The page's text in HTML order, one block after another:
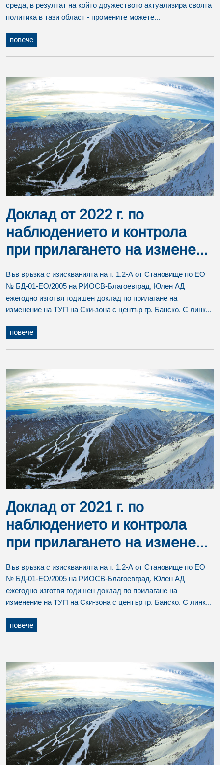
среда, в резултат на който дружеството актуализира своята
политика в тази област - промените можете...
повече
Доклад от 2022 г. по
наблюдението и контрола
при прилагането на измене...
Във връзка с изискванията на т. 1.2-А от Становище по ЕО
№ БД-01-ЕО/2005 на РИОСВ-Благоевград, Юлен АД
ежегодно изготвя годишен доклад по прилагане на
изменение на ТУП на Ски-зона с център гр. Банско. С линк...
повече
Доклад от 2021 г. по
наблюдението и контрола
при прилагането на измене...
Във връзка с изискванията на т. 1.2-А от Становище по ЕО
№ БД-01-ЕО/2005 на РИОСВ-Благоевград, Юлен АД
ежегодно изготвя годишен доклад по прилагане на
изменение на ТУП на Ски-зона с център гр. Банско. С линк...
повече